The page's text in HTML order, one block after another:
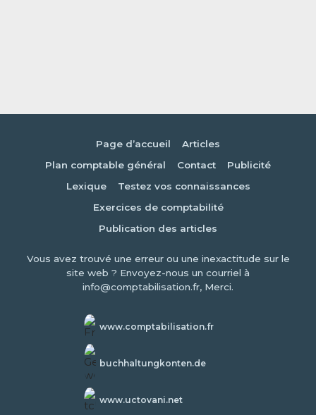
Page d’accueil
Articles
Plan comptable général
Contact
Publicité
Lexique
Testez vos connaissances
Exercices de comptabilité
Publication des articles
Vous avez trouvé une erreur ou une inexactitude sur le
site web ? Envoyez-nous un courriel à
info@comptabilisation.fr, Merci.
www.comptabilisation.fr
buchhaltungkonten.de
www.uctovani.net